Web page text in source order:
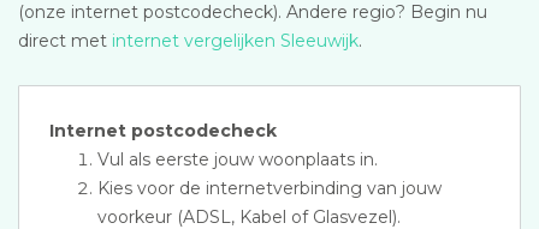
(onze internet postcodecheck). Andere regio? Begin nu
direct met internet vergelijken Sleeuwijk.
Internet postcodecheck
Vul als eerste jouw woonplaats in.
Kies voor de internetverbinding van jouw
voorkeur (ADSL, Kabel of Glasvezel).